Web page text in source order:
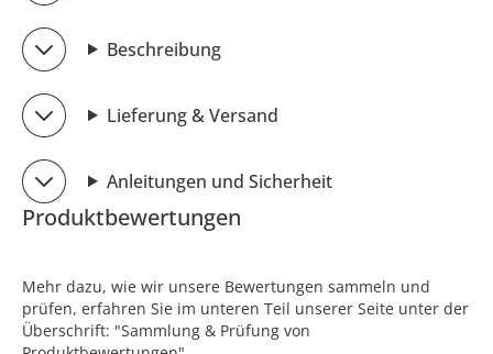
Beschreibung
Lieferung & Versand
Anleitungen und Sicherheit
Produktbewertungen
Mehr dazu, wie wir unsere Bewertungen sammeln und
prüfen, erfahren Sie im unteren Teil unserer Seite unter der
Überschrift: "Sammlung & Prüfung von